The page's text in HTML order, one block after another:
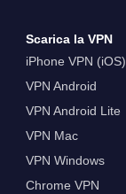
Scarica la VPN
iPhone VPN (iOS)
VPN Android
VPN Android Lite
VPN Mac
VPN Windows
Chrome VPN